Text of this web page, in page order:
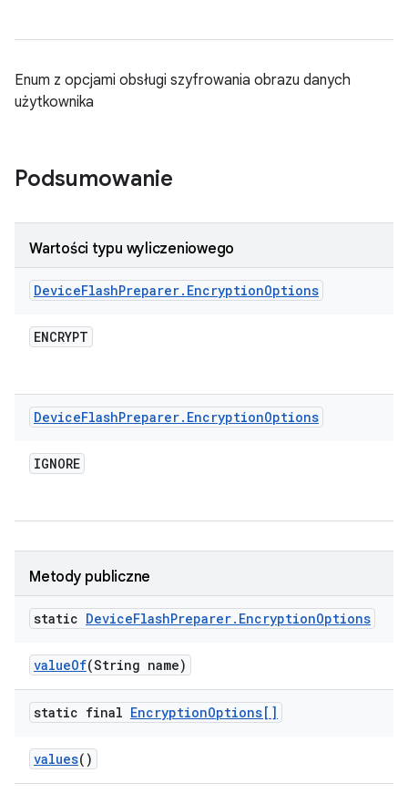
Enum z opcjami obsługi szyfrowania obrazu danych
użytkownika
Podsumowanie
Wartości typu wyliczeniowego
DeviceFlashPreparer. EncryptionOptions
ENCRYPT
DeviceFlashPreparer. EncryptionOptions
IGNORE
Metody publiczne
static DeviceFlashPreparer. EncryptionOptions
valueOf(String name)
static final EncryptionOptions[]
values()